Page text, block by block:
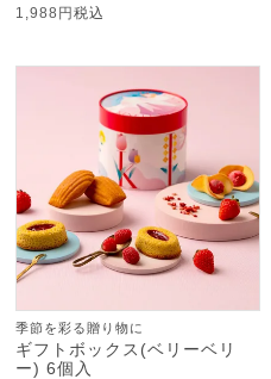
1,988 税込
季節を彩る贈り物に
ギフトボックス(ベリーベリ
ー) 6個入